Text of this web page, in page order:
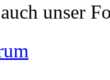
unser